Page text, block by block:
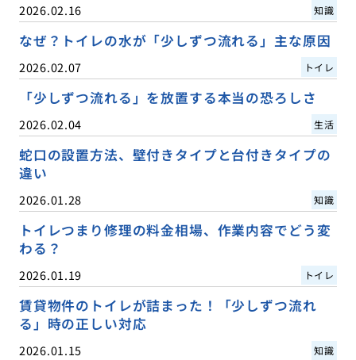
2026.02.16 知識
なぜ？トイレの水が「少しずつ流れる」主な原因
2026.02.07 トイレ
「少しずつ流れる」を放置する本当の恐ろしさ
2026.02.04 生活
蛇口の設置方法、壁付きタイプと台付きタイプの
違い
2026.01.28 知識
トイレつまり修理の料金相場、作業内容でどう変
わる？
2026.01.19 トイレ
賃貸物件のトイレが詰まった！「少しずつ流れ
る」時の正しい対応
2026.01.15 知識